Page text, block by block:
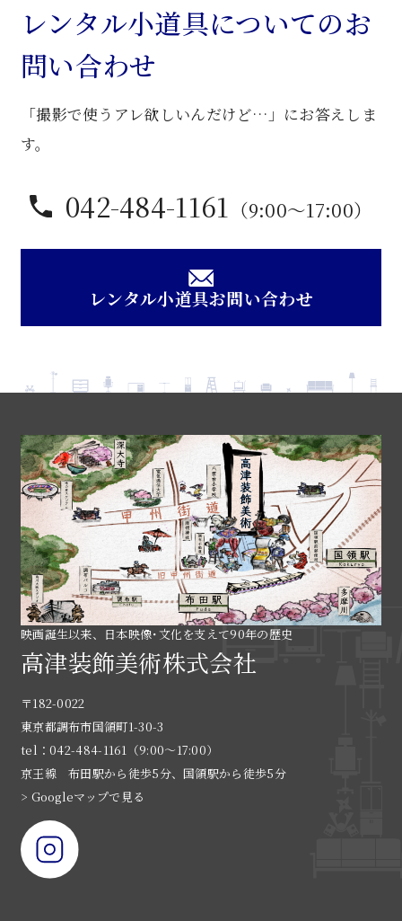
り
棚
個
レンタル小道具についてのお
問い合わせ
「撮影で使うアレ欲しいんだけど…」にお答えしま
す。
042-484-1161 （9:00〜17:00）
レンタル小道具お問い合わせ
映画誕生以来、日本映像･文化を支えて90年の歴史
高津装飾美術株式会社
〒182-0022
東京都調布市国領町1-30-3
tel：042-484-1161（9:00〜17:00）
京王線 布田駅から徒歩5分、国領駅から徒歩5分
> Googleマップで見る